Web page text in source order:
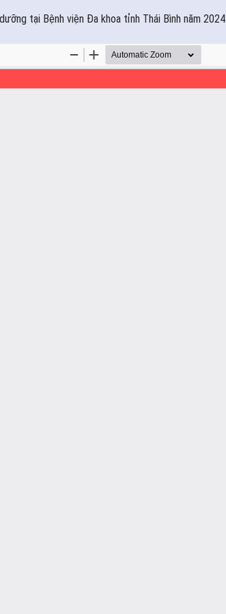
tại Bệnh viện Đa khoa tỉnh Thái Bình năm 2024